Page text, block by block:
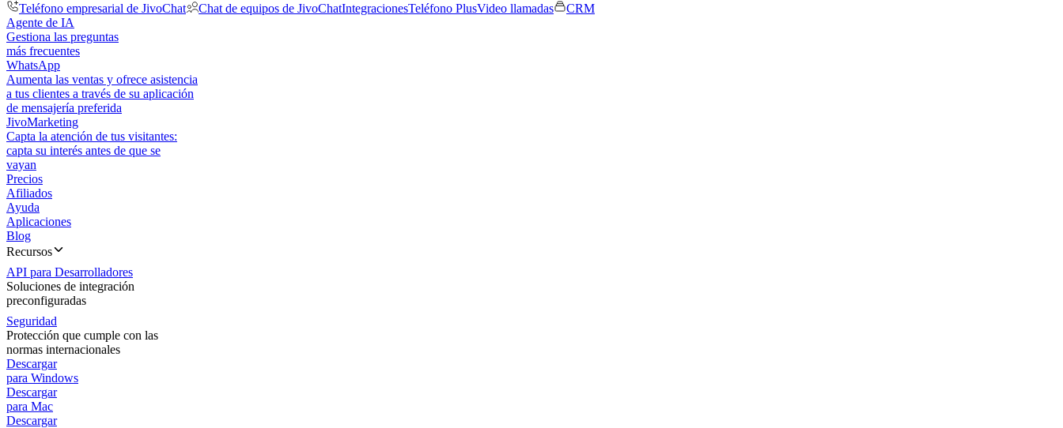
Teléfono empresarial de JivoChat
Chat de equipos de JivoChatIntegracionesTeléfono PlusVideo llamadas
CRM
Agente de IA
Gestiona las preguntas
más frecuentes
WhatsApp
Aumenta las ventas y ofrece asistencia
a tus clientes a través de su aplicación
de mensajería preferida
JivoMarketing
Capta la atención de tus visitantes:
capta su interés antes de que se
vayan
Precios
Afiliados
Ayuda
Aplicaciones
Blog
Recursos
API para Desarrolladores
Soluciones de integración
preconfiguradas
Seguridad
Protección que cumple con las
normas internacionales
Descargar
para Windows
Descargar
para Mac
Descargar